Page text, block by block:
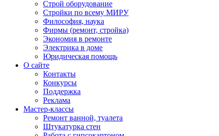
Строй оборудование
Стройки по всему МИРУ
Философия, наука
Фирмы (ремонт, стройка)
Экономия в ремонте
Электрика в доме
Юридическая помощь
О сайте
Контакты
Конкурсы
Поддержка
Реклама
Мастер-классы
Ремонт ванной, туалета
Штукатурка стен